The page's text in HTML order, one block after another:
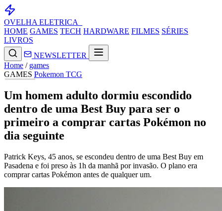
OVELHA ELETRICA_
HOME GAMES TECH HARDWARE FILMES SÉRIES
LIVROS
NEWSLETTER
Home / games
GAMES Pokemon TCG
Um homem adulto dormiu escondido
dentro de uma Best Buy para ser o
primeiro a comprar cartas Pokémon no
dia seguinte
Patrick Keys, 45 anos, se escondeu dentro de uma Best Buy em
Pasadena e foi preso às 1h da manhã por invasão. O plano era
comprar cartas Pokémon antes de qualquer um.